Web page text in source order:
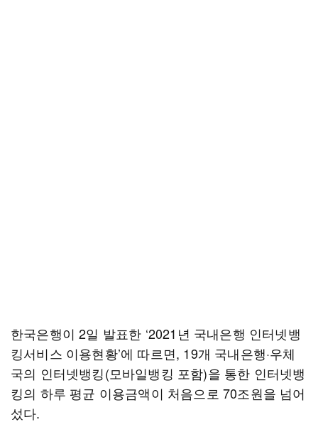
한국은행이 2일 발표한 ‘2021년 국내은행 인터넷뱅
킹서비스 이용현황’에 따르면, 19개 국내은행·우체
국의 인터넷뱅킹(모바일뱅킹 포함)을 통한 인터넷뱅
킹의 하루 평균 이용금액이 처음으로 70조원을 넘어
섰다.